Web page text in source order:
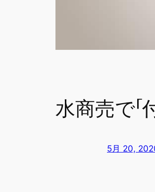
水商売で
5月 20,